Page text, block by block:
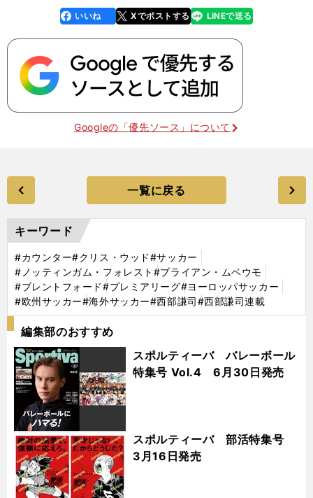
faceboo
k
いいね Xでポストする
line LINEで送る
Googleの「優先ソース」について
一覧に戻る
キーワード
#カウンター#クリス・ウッド#サッカー
#ノッティンガム・フォレスト #ブライアン・ムベウモ
#ブレントフォード#プレミアリーグ#ヨーロッパサッカー
#欧州サッカー#海外サッカー#西部謙司#西部謙司連載
編集部のおすすめ
スポルティーバ バレーボール
特集号 Vol.4 6月30日発売
スポルティーバ 部活特集号
3月16日発売